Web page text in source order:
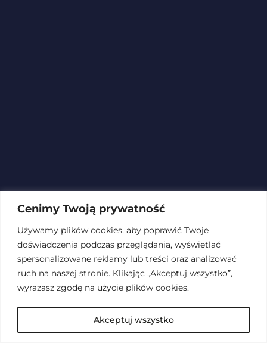
Cenimy Twoją prywatność
Używamy plików cookies, aby poprawić Twoje
doświadczenia podczas przeglądania, wyświetlać
spersonalizowane reklamy lub treści oraz analizować
ruch na naszej stronie. Klikając „Akceptuj wszystko”,
wyrażasz zgodę na użycie plików cookies.
Akceptuj wszystko